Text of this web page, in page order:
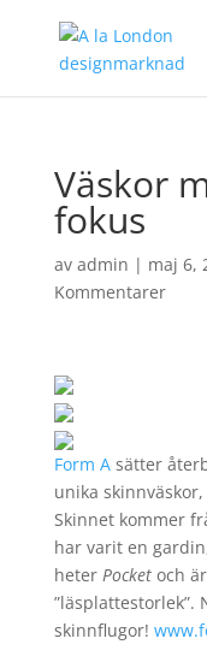
Väskor
fokus
av admin | maj 6,
Kommentarer
Form Asätter
unika
Skinnet kommer
har varit en
heter Pocket och
skinnflugor!